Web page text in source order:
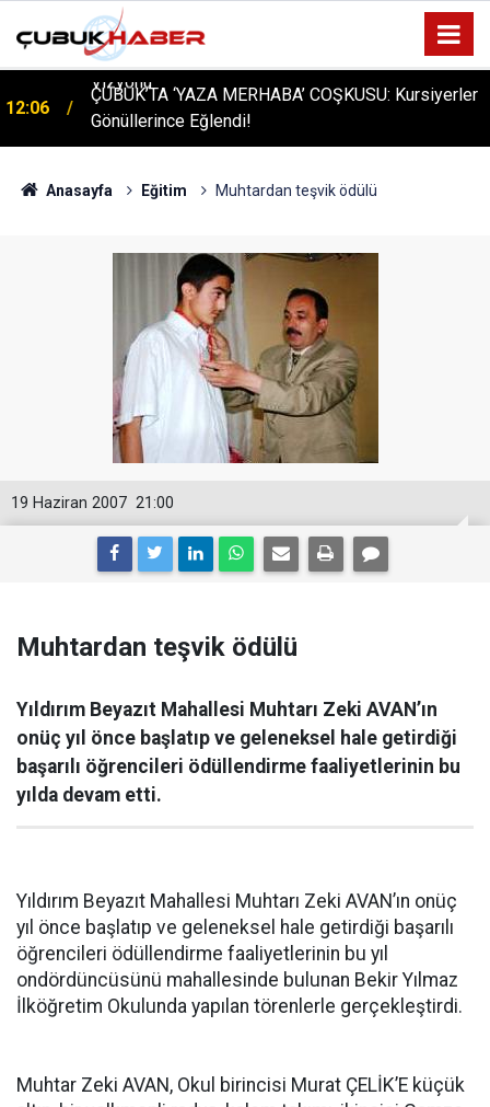
12:06
ÇUBUK’TA ‘YAZA MERHABA’ COŞKUSU: Kursiyerler
Gönüllerince Eğlendi!
Anasayfa Eğitim Muhtardan teşvik ödülü
21:00
19 Haziran 2007
Muhtardan teşvik ödülü
Yıldırım Beyazıt Mahallesi Muhtarı Zeki AVAN’ın
onüç yıl önce başlatıp ve geleneksel hale getirdiği
başarılı öğrencileri ödüllendirme faaliyetlerinin bu
yılda devam etti.
Yıldırım Beyazıt Mahallesi Muhtarı Zeki AVAN’ın onüç
yıl önce başlatıp ve geleneksel hale getirdiği başarılı
öğrencileri ödüllendirme faaliyetlerinin bu yıl
ondördüncüsünü mahallesinde bulunan Bekir Yılmaz
İlköğretim Okulunda yapılan törenlerle gerçekleştirdi.
Muhtar Zeki AVAN, Okul birincisi Murat ÇELİK’E küçük